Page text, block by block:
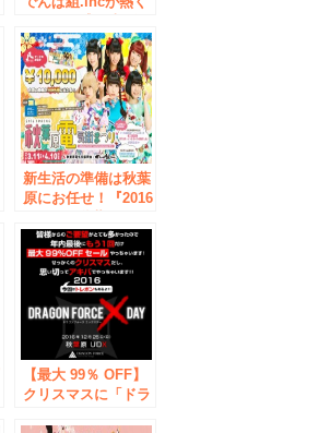
す！『2016
WINTER秋葉原電気
街まつり』11月25日
（金）から開催！
10,000円のお買物券
が100名に当たる！
先着プレゼント
も！！
新生活の準備は秋葉
原にお任せ！『2016
街まつり』開催！
【最大 99％ OFF】
クリスマスに「ドラ